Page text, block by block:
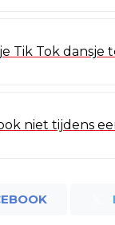
Tik Tok dansje
niet tijdens